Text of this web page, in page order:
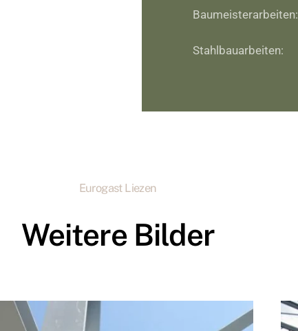
Baumeisterarbeiten:
Stahlbauarbeiten:
Eurogast Liezen
Weitere Bilder